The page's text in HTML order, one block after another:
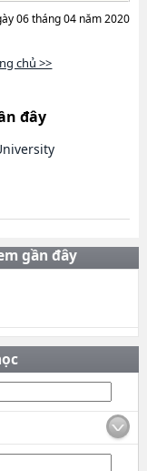
06 tháng 04 năm 2020
chủ >>
đây
gần đây